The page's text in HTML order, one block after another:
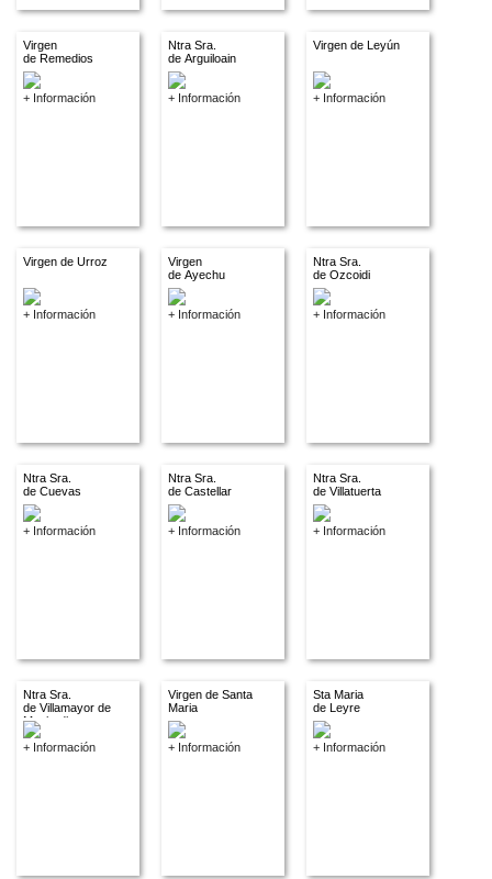
Virgen
de Remedios
+ Información
Ntra Sra.
de Arguiloain
+ Información
Virgen de Leyún
+ Información
Virgen de Urroz
+ Información
Virgen
de Ayechu
+ Información
Ntra Sra.
de Ozcoidi
+ Información
Ntra Sra.
de Cuevas
+ Información
Ntra Sra.
de Castellar
+ Información
Ntra Sra.
de Villatuerta
+ Información
Ntra Sra.
de Villamayor de
Monjardin
+ Información
Virgen de Santa
Maria
+ Información
Sta Maria
de Leyre
+ Información